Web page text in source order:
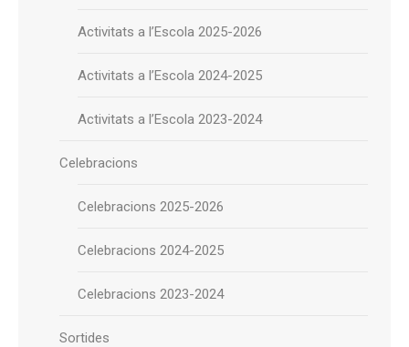
Activitats a l’Escola 2025-2026
Activitats a l’Escola 2024-2025
Activitats a l’Escola 2023-2024
Celebracions
Celebracions 2025-2026
Celebracions 2024-2025
Celebracions 2023-2024
Sortides